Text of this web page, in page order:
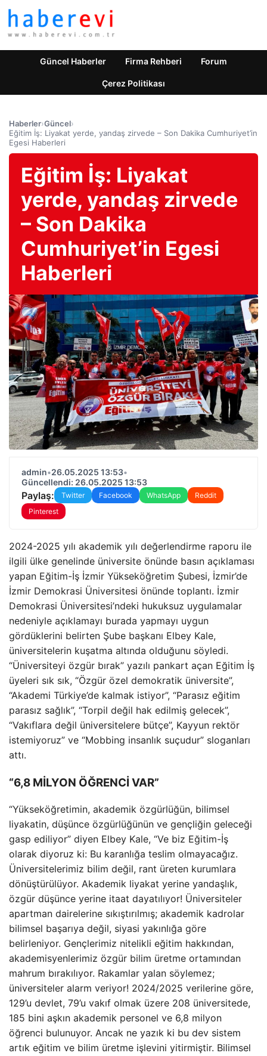
Güncel Haberler Firma Rehberi Forum
Çerez Politikası
Haberler›Güncel›
Eğitim İş: Liyakat yerde, yandaş zirvede – Son Dakika Cumhuriyet’in
Egesi Haberleri
Eğitim İş: Liyakat
yerde, yandaş zirvede
– Son Dakika
Cumhuriyet’in Egesi
Haberleri
admin•26.05.2025 13:53•
Güncellendi: 26.05.2025 13:53
Paylaş: Twitter Facebook WhatsApp
Reddit
Pinterest
2024-2025 yılı akademik yılı değerlendirme raporu ile
ilgili ülke genelinde üniversite önünde basın açıklaması
yapan Eğitim-İş İzmir Yükseköğretim Şubesi, İzmir’de
İzmir Demokrasi Üniversitesi önünde toplantı. İzmir
Demokrasi Üniversitesi’ndeki hukuksuz uygulamalar
nedeniyle açıklamayı burada yapmayı uygun
gördüklerini belirten Şube başkanı Elbey Kale,
üniversitelerin kuşatma altında olduğunu söyledi.
“Üniversiteyi özgür bırak” yazılı pankart açan Eğitim İş
üyeleri sık sık, “Özgür özel demokratik üniversite”,
“Akademi Türkiye’de kalmak istiyor”, “Parasız eğitim
parasız sağlık”, “Torpil değil hak edilmiş gelecek”,
“Vakıflara değil üniversitelere bütçe”, Kayyun rektör
istemiyoruz” ve “Mobbing insanlık suçudur” sloganları
attı.
“6,8 MİLYON ÖĞRENCİ VAR”
“Yükseköğretimin, akademik özgürlüğün, bilimsel
liyakatin, düşünce özgürlüğünün ve gençliğin geleceği
gasp ediliyor” diyen Elbey Kale, “Ve biz Eğitim-İş
olarak diyoruz ki: Bu karanlığa teslim olmayacağız.
Üniversitelerimiz bilim değil, rant üreten kurumlara
dönüştürülüyor. Akademik liyakat yerine yandaşlık,
özgür düşünce yerine itaat dayatılıyor! Üniversiteler
apartman dairelerine sıkıştırılmış; akademik kadrolar
bilimsel başarıya değil, siyasi yakınlığa göre
belirleniyor. Gençlerimiz nitelikli eğitim hakkından,
akademisyenlerimiz özgür bilim üretme ortamından
mahrum bırakılıyor. Rakamlar yalan söylemez;
üniversiteler alarm veriyor! 2024/2025 verilerine göre,
129’u devlet, 79’u vakıf olmak üzere 208 üniversitede,
185 bini aşkın akademik personel ve 6,8 milyon
öğrenci bulunuyor. Ancak ne yazık ki bu dev sistem
artık eğitim ve bilim üretme işlevini yitirmiştir. Bilimsel